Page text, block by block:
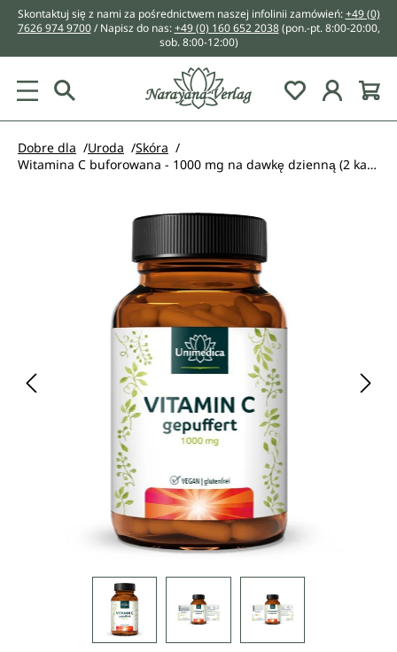
zawartości
Skontaktuj się z nami za pośrednictwem naszej infolinii zamówień:+49 (0)
7626 974 9700/ Napisz do nas:+49 (0) 160 652 2038 (pon.-pt. 8:00-20:00,
sob. 8:00-12:00)
You have 0
Dobre dla Uroda
Skóra
Witamina C buforowana - 1000 mg na dawkę dzienną (2 kapsułki) - 99% czystości - 365 kapsułek - od Unimedica